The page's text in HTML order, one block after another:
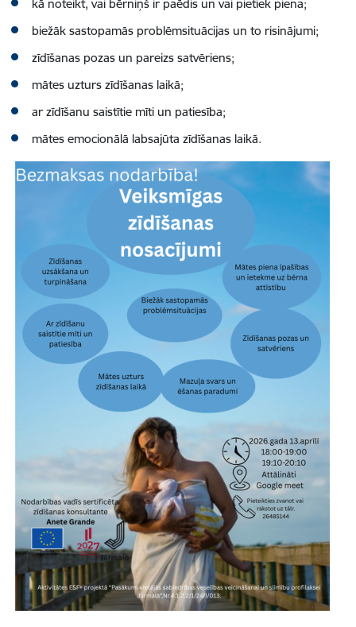
kā noteikt, vai bērniņš ir paēdis un vai pietiek piena;
biežāk sastopamās problēmsituācijas un to risinājumi;
zīdīšanas pozas un pareizs satvēriens;
mātes uzturs zīdīšanas laikā;
ar zīdīšanu saistītie mīti un patiesība;
mātes emocionālā labsajūta zīdīšanas laikā.